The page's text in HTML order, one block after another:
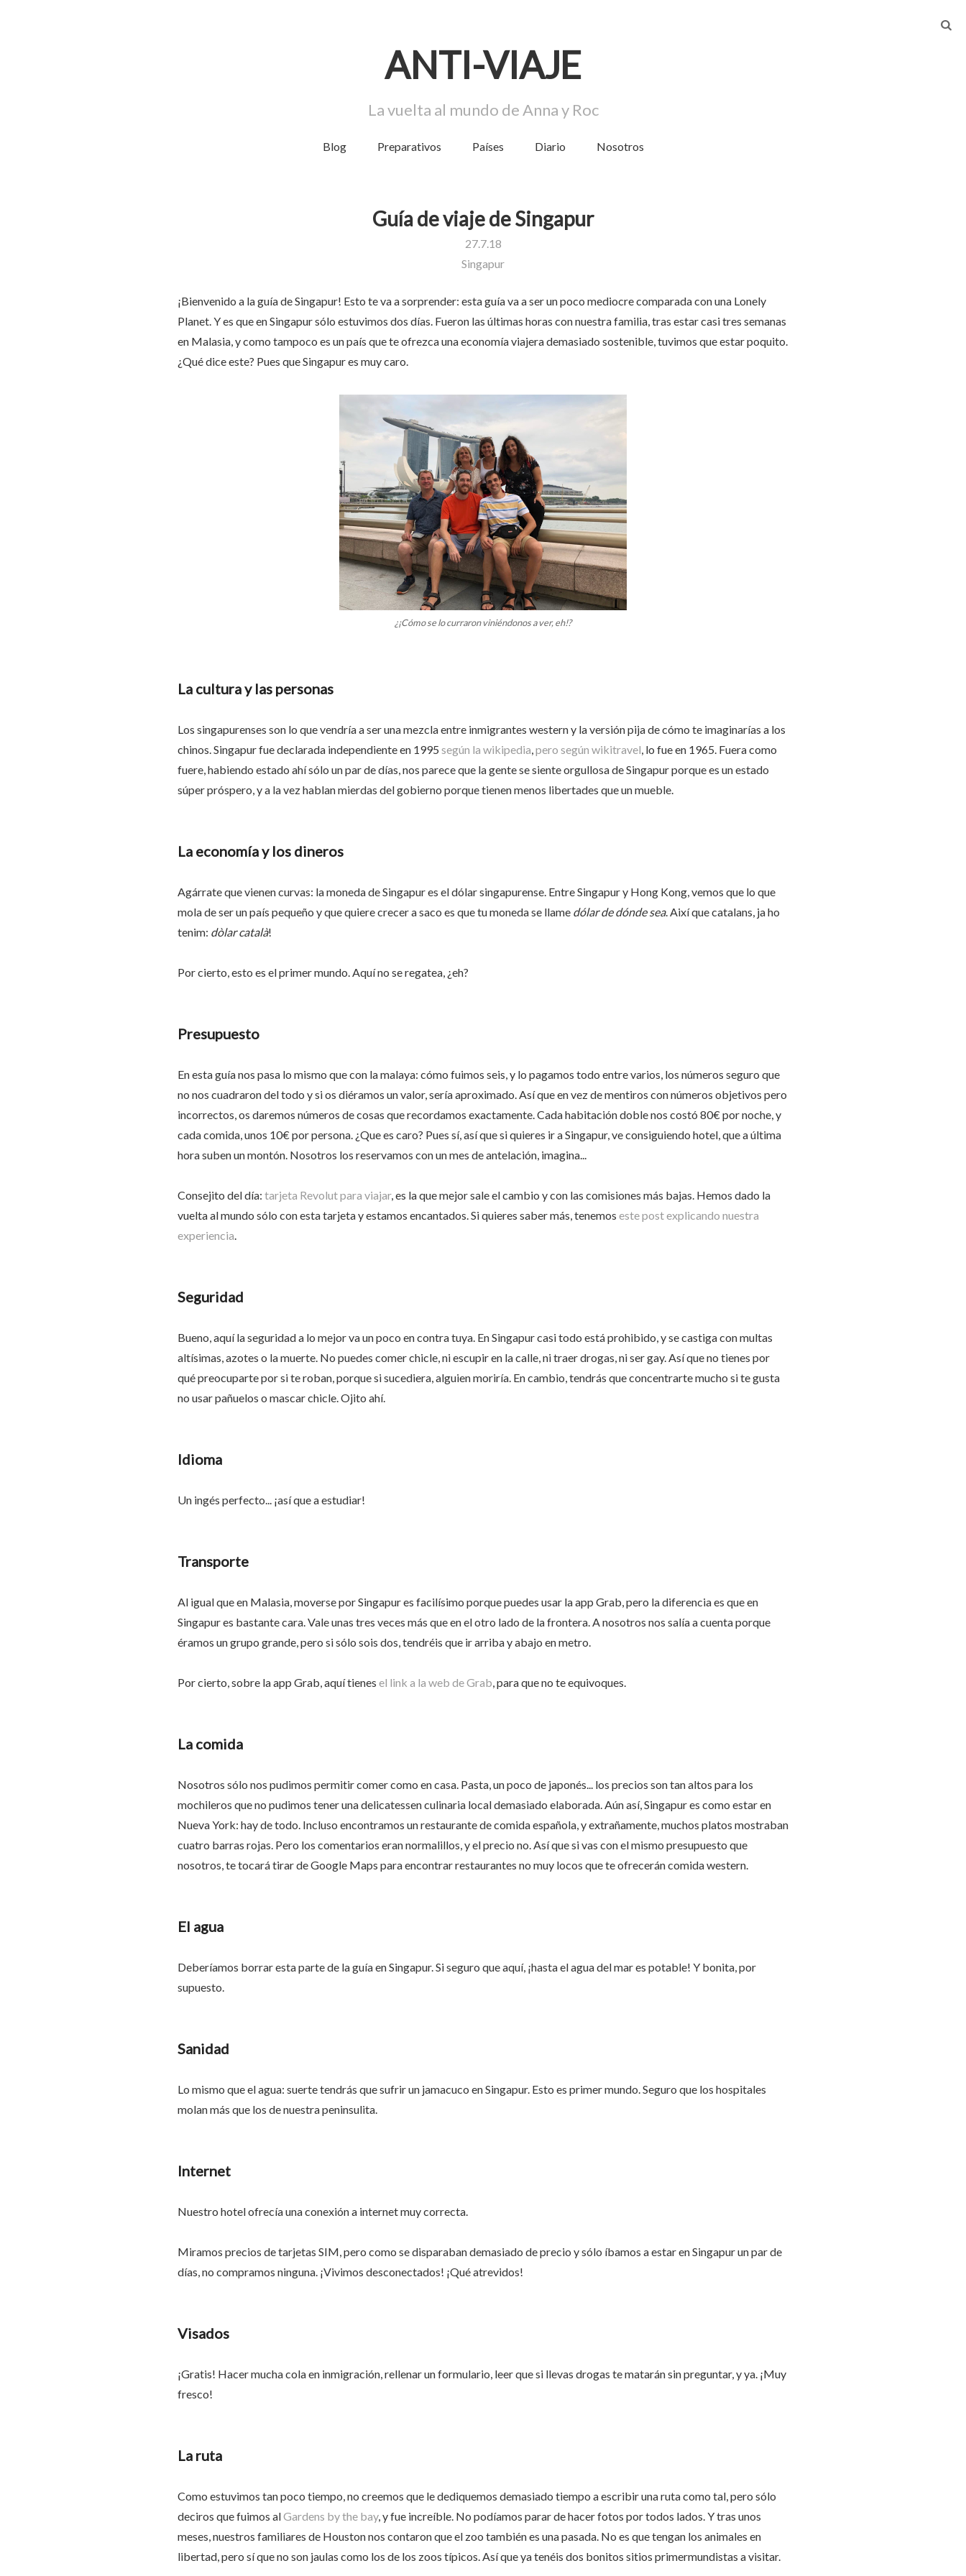
ANTI-VIAJE
La vuelta al mundo de Anna y Roc
Blog Preparativos Países Diario Nosotros
Guía de viaje de Singapur
27.7.18
Singapur
¡Bienvenido a la guía de Singapur! Esto te va a sorprender: esta guía va a ser un poco mediocre comparada con una Lonely
Planet. Y es que en Singapur sólo estuvimos dos días. Fueron las últimas horas con nuestra familia, tras estar casi tres semanas
en Malasia, y como tampoco es un país que te ofrezca una economía viajera demasiado sostenible, tuvimos que estar poquito.
¿Qué dice este? Pues que Singapur es muy caro.
¿¡Cómo se lo curraron viniéndonos a ver, eh!?
La cultura y las personas
Los singapurenses son lo que vendría a ser una mezcla entre inmigrantes western y la versión pija de cómo te imaginarías a los
chinos. Singapur fue declarada independiente en 1995 según la wikipedia,pero según wikitravel, lo fue en 1965. Fuera como
fuere, habiendo estado ahí sólo un par de días, nos parece que la gente se siente orgullosa de Singapur porque es un estado
súper próspero, y a la vez hablan mierdas del gobierno porque tienen menos libertades que un mueble.
La economía y los dineros
Agárrate que vienen curvas: la moneda de Singapur es el dólar singapurense. Entre Singapur y Hong Kong, vemos que lo que
mola de ser un país pequeño y que quiere crecer a saco es que tu moneda se llame dólar de dónde sea. Així que catalans, ja ho
tenim: dòlar català!
Por cierto, esto es el primer mundo. Aquí no se regatea, ¿eh?
Presupuesto
En esta guía nos pasa lo mismo que con la malaya: cómo fuimos seis, y lo pagamos todo entre varios, los números seguro que
no nos cuadraron del todo y si os diéramos un valor, sería aproximado. Así que en vez de mentiros con números objetivos pero
incorrectos, os daremos números de cosas que recordamos exactamente. Cada habitación doble nos costó 80€ por noche, y
cada comida, unos 10€ por persona. ¿Que es caro? Pues sí, así que si quieres ir a Singapur, ve consiguiendo hotel, que a última
hora suben un montón. Nosotros los reservamos con un mes de antelación, imagina...
Consejito del día: tarjeta Revolut para viajar, es la que mejor sale el cambio y con las comisiones más bajas. Hemos dado la
vuelta al mundo sólo con esta tarjeta y estamos encantados. Si quieres saber más, tenemos este post explicando nuestra
experiencia.
Seguridad
Bueno, aquí la seguridad a lo mejor va un poco en contra tuya. En Singapur casi todo está prohibido, y se castiga con multas
altísimas, azotes o la muerte. No puedes comer chicle, ni escupir en la calle, ni traer drogas, ni ser gay. Así que no tienes por
qué preocuparte por si te roban, porque si sucediera, alguien moriría. En cambio, tendrás que concentrarte mucho si te gusta
no usar pañuelos o mascar chicle. Ojito ahí.
Idioma
Un ingés perfecto... ¡así que a estudiar!
Transporte
Al igual que en Malasia, moverse por Singapur es facilísimo porque puedes usar la app Grab, pero la diferencia es que en
Singapur es bastante cara. Vale unas tres veces más que en el otro lado de la frontera. A nosotros nos salía a cuenta porque
éramos un grupo grande, pero si sólo sois dos, tendréis que ir arriba y abajo en metro.
Por cierto, sobre la app Grab, aquí tienes el link a la web de Grab, para que no te equivoques.
La comida
Nosotros sólo nos pudimos permitir comer como en casa. Pasta, un poco de japonés... los precios son tan altos para los
mochileros que no pudimos tener una delicatessen culinaria local demasiado elaborada. Aún así, Singapur es como estar en
Nueva York: hay de todo. Incluso encontramos un restaurante de comida española, y extrañamente, muchos platos mostraban
cuatro barras rojas. Pero los comentarios eran normalillos, y el precio no. Así que si vas con el mismo presupuesto que
nosotros, te tocará tirar de Google Maps para encontrar restaurantes no muy locos que te ofrecerán comida western.
El agua
Deberíamos borrar esta parte de la guía en Singapur. Si seguro que aquí, ¡hasta el agua del mar es potable! Y bonita, por
supuesto.
Sanidad
Lo mismo que el agua: suerte tendrás que sufrir un jamacuco en Singapur. Esto es primer mundo. Seguro que los hospitales
molan más que los de nuestra peninsulita.
Internet
Nuestro hotel ofrecía una conexión a internet muy correcta.
Miramos precios de tarjetas SIM, pero como se disparaban demasiado de precio y sólo íbamos a estar en Singapur un par de
días, no compramos ninguna. ¡Vivimos desconectados! ¡Qué atrevidos!
Visados
¡Gratis! Hacer mucha cola en inmigración, rellenar un formulario, leer que si llevas drogas te matarán sin preguntar, y ya. ¡Muy
fresco!
La ruta
Como estuvimos tan poco tiempo, no creemos que le dediquemos demasiado tiempo a escribir una ruta como tal, pero sólo
deciros que fuimos alGardens by the bay, y fue increíble. No podíamos parar de hacer fotos por todos lados. Y tras unos
meses, nuestros familiares de Houston nos contaron que el zoo también es una pasada. No es que tengan los animales en
libertad, pero sí que no son jaulas como los de los zoos típicos. Así que ya tenéis dos bonitos sitios primermundistas a visitar.